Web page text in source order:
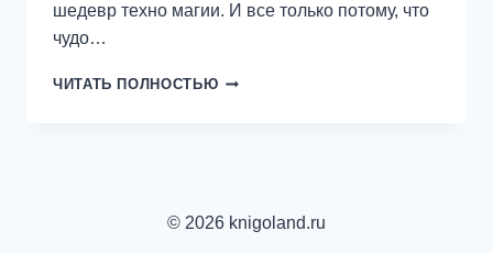
шедевр техно магии. И все только потому, что
чудо…
ЧИТАТЬ ПОЛНОСТЬЮ БЛОНДА
© 2026 knigoland.ru